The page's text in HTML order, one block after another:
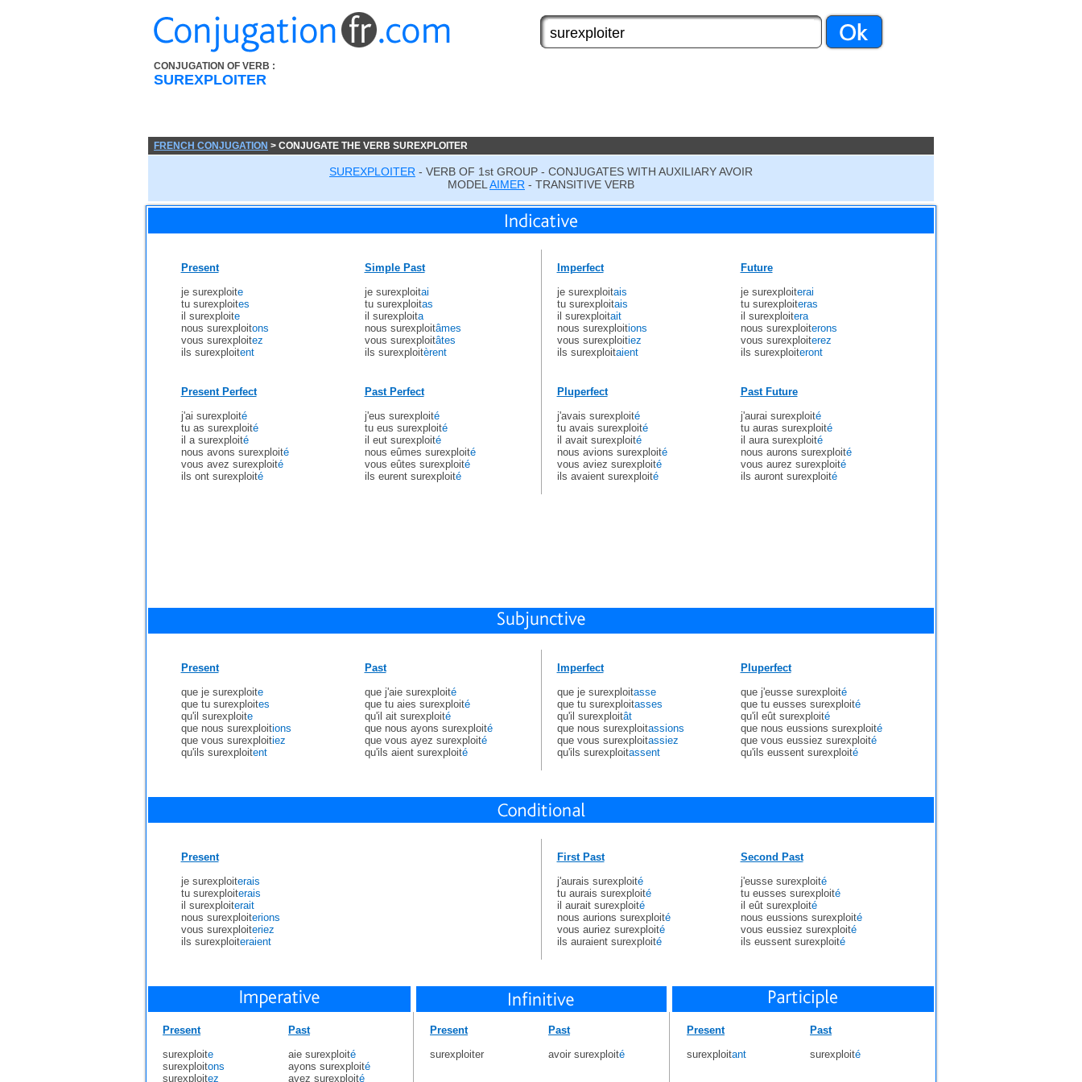
CONJUGATION OF VERB :
SUREXPLOITER
FRENCH CONJUGATION > CONJUGATE THE VERB SUREXPLOITER
SUREXPLOITER - VERB OF 1st GROUP - CONJUGATES WITH AUXILIARY AVOIR
MODEL AIMER - TRANSITIVE VERB
Present
je surexploite
tu surexploites
il surexploite
nous surexploitons
vous surexploitez
ils surexploitent
Simple Past
je surexploitai
tu surexploitas
il surexploita
nous surexploitâmes
vous surexploitâtes
ils surexploitèrent
Present Perfect
j'ai surexploité
tu as surexploité
il a surexploité
nous avons surexploité
vous avez surexploité
ils ont surexploité
Past Perfect
j'eus surexploité
tu eus surexploité
il eut surexploité
nous eûmes surexploité
vous eûtes surexploité
ils eurent surexploité
Imperfect
je surexploitais
tu surexploitais
il surexploitait
nous surexploitions
vous surexploitiez
ils surexploitaient
Future
je surexploiterai
tu surexploiteras
il surexploitera
nous surexploiterons
vous surexploiterez
ils surexploiteront
Pluperfect
j'avais surexploité
tu avais surexploité
il avait surexploité
nous avions surexploité
vous aviez surexploité
ils avaient surexploité
Past Future
j'aurai surexploité
tu auras surexploité
il aura surexploité
nous aurons surexploité
vous aurez surexploité
ils auront surexploité
Present
que je surexploite
que tu surexploites
qu'il surexploite
que nous surexploitions
que vous surexploitiez
qu'ils surexploitent
Past
que j'aie surexploité
que tu aies surexploité
qu'il ait surexploité
que nous ayons surexploité
que vous ayez surexploité
qu'ils aient surexploité
Imperfect
que je surexploitasse
que tu surexploitasses
qu'il surexploitât
que nous surexploitassions
que vous surexploitassiez
qu'ils surexploitassent
Pluperfect
que j'eusse surexploité
que tu eusses surexploité
qu'il eût surexploité
que nous eussions surexploité
que vous eussiez surexploité
qu'ils eussent surexploité
Present
je surexploiterais
tu surexploiterais
il surexploiterait
nous surexploiterions
vous surexploiteriez
ils surexploiteraient
First Past
j'aurais surexploité
tu aurais surexploité
il aurait surexploité
nous aurions surexploité
vous auriez surexploité
ils auraient surexploité
Second Past
j'eusse surexploité
tu eusses surexploité
il eût surexploité
nous eussions surexploité
vous eussiez surexploité
ils eussent surexploité
Present
surexploite
surexploitons
surexploitez
Past
aie surexploité
ayons surexploité
ayez surexploité
Present
surexploiter
Past
avoir surexploité
Present
surexploitant
Past
surexploité